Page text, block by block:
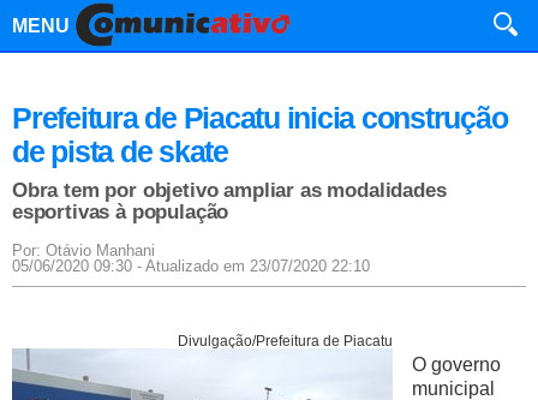
MENU
Prefeitura de Piacatu inicia construção
de pista de skate
Obra tem por objetivo ampliar as modalidades
esportivas à população
Por: Otávio Manhani
05/06/2020 09:30 - Atualizado em 23/07/2020 22:10
Divulgação/Prefeitura de Piacatu
O governo
municipal